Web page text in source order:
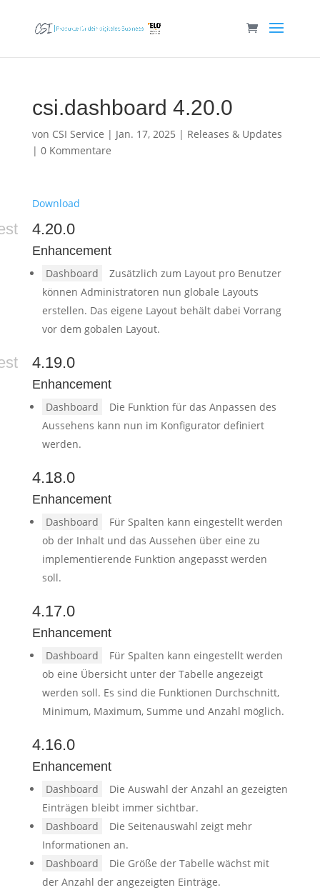
csi.dashboard 4.20.0
von CSI Service | Jan. 17, 2025 | Releases & Updates
| 0 Kommentare
Download
4.20.0
Enhancement
Dashboard
Zusätzlich zum Layout pro Benutzer
können Administratoren nun globale Layouts
erstellen. Das eigene Layout behält dabei Vorrang
vor dem gobalen Layout.
4.19.0
Enhancement
Dashboard
Die Funktion für das Anpassen des
Aussehens kann nun im Konfigurator definiert
werden.
4.18.0
Enhancement
Dashboard
Für Spalten kann eingestellt werden
ob der Inhalt und das Aussehen über eine zu
implementierende Funktion angepasst werden
soll.
4.17.0
Enhancement
Dashboard
Für Spalten kann eingestellt werden
ob eine Übersicht unter der Tabelle angezeigt
werden soll. Es sind die Funktionen Durchschnitt,
Minimum, Maximum, Summe und Anzahl möglich.
4.16.0
Enhancement
Dashboard
Die Auswahl der Anzahl an gezeigten
Einträgen bleibt immer sichtbar.
Dashboard
Die Seitenauswahl zeigt mehr
Informationen an.
Dashboard
Die Größe der Tabelle wächst mit
der Anzahl der angezeigten Einträge.